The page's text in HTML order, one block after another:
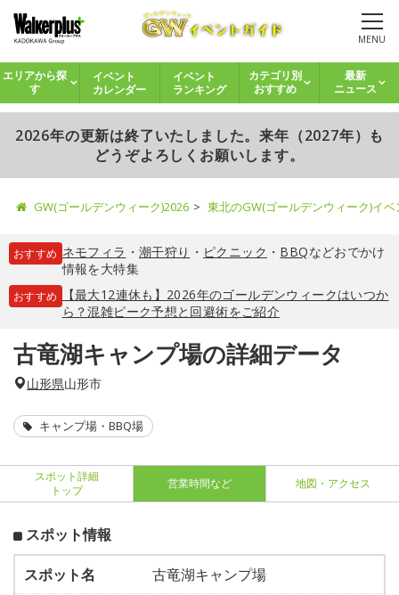
MENU
エリアから探
す
イベント
カレンダー
イベント
ランキング
カテゴリ別
おすすめ
最新
ニュース
2026年の更新は終了いたしました。来年（2027年）も
どうぞよろしくお願いします。
GW(ゴールデンウィーク)2026 東北のGW(ゴールデンウィーク)イ
おすすめ ネモフィラ ・ 潮干狩り ・ ピクニック ・ BBQなどおでかけ
情報を大特集
おすすめ
【最大12連休も】2026年のゴールデンウィークはいつか
ら？混雑ピーク予想と回避術をご紹介
古竜湖キャンプ場の詳細データ
山形県山形市
キャンプ場・BBQ場
スポット詳細
トップ
営業時間など 地図・アクセス
スポット情報
スポット名
古竜湖キャンプ場